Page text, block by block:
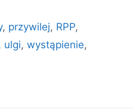
, przywilej, RPP,
ulgi, wystąpienie,